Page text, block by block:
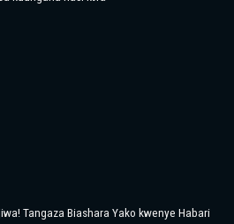
Tangaza Biashara Yako kwenye Habari